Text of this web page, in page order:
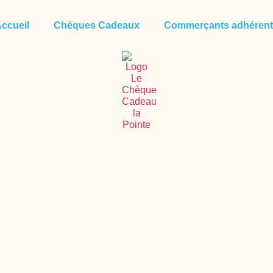
Chèques Cadeaux Commerçants